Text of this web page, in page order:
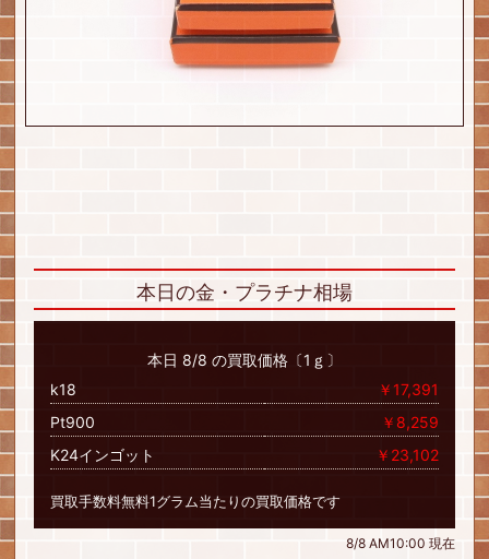
本日の金・プラチナ相場
本日 8/8 の買取価格〔1ｇ〕
k18
￥17,391
Pt900
￥8,259
K24インゴット
￥23,102
買取手数料無料1グラム当たりの買取価格です
8/8 AM10:00 現在